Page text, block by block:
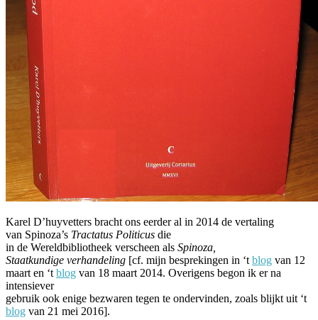
Karel D’huyvetters bracht ons eerder al in 2014 de vertaling
van Spinoza’s Tractatus Politicus die
in de Wereldbibliotheek verscheen als Spinoza,
Staatkundige verhandeling [cf. mijn besprekingen in ‘t blog van 12
maart en ‘t blog van 18 maart 2014. Overigens begon ik er na
intensiever
gebruik ook enige bezwaren tegen te ondervinden, zoals blijkt uit ‘t
blog van 21 mei 2016].